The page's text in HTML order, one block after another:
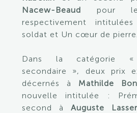
Nacew-Beaud pour
respectivement
soldat et Un cœur de pierre.
Dans la catégorie «
secondaire », deux prix
décernés à Mathilde
nouvelle intitulée :
second à Auguste